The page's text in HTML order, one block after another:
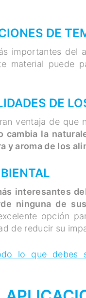
DE
importantes del
material puede
DE
ventaja de
cambia la
y aroma de los
interesantes
ninguna de
opción
de reducir su
lo que debes